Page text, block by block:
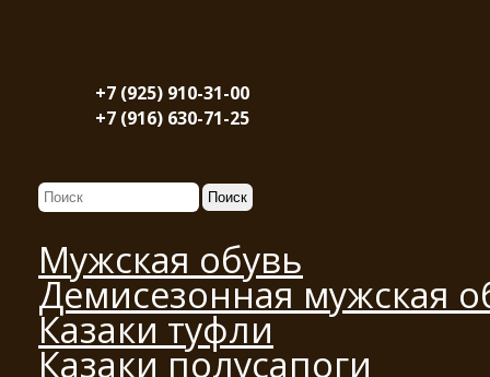
+7 (925) 910-31-00
+7 (916) 630-71-25
Мужская обувь
Демисезонная мужская
Казаки туфли
Казаки полусапоги